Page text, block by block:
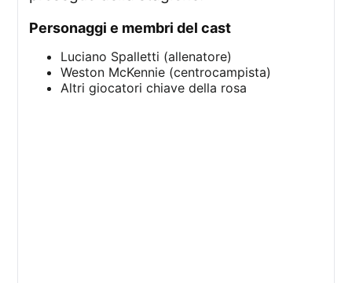
Personaggi e membri del cast
Luciano Spalletti (allenatore)
Weston McKennie (centrocampista)
Altri giocatori chiave della rosa